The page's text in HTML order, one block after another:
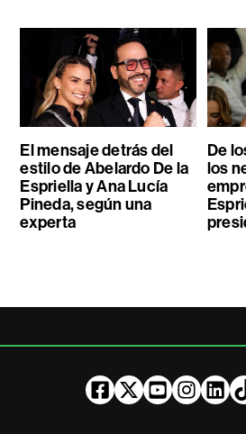
El mensaje detrás del
estilo de Abelardo De la
Espriella y Ana Lucía
Pineda, según una
experta
De
los